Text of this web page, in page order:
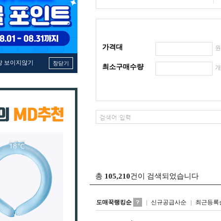
보이지않기 창닫기
가격대
최소구매수량
총 105,210건이 검색되었습니다
도매꾹랭킹순 신규공급사순 최근등록